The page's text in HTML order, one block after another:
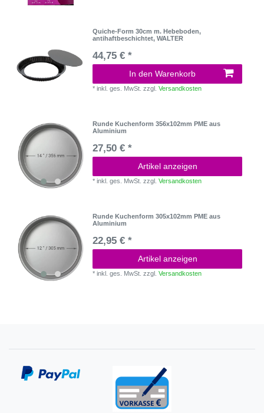
Quiche-Form 30cm m. Hebeboden,
antihaftbeschichtet, WALTER
44,75 € *
In den Warenkorb
*inkl. ges. MwSt. zzgl.Versandkosten
Runde Kuchenform 356x102mm PME aus
Aluminium
27,50 € *
Artikel anzeigen
*inkl. ges. MwSt. zzgl.Versandkosten
Runde Kuchenform 305x102mm PME aus
Aluminium
22,95 € *
Artikel anzeigen
*inkl. ges. MwSt. zzgl.Versandkosten